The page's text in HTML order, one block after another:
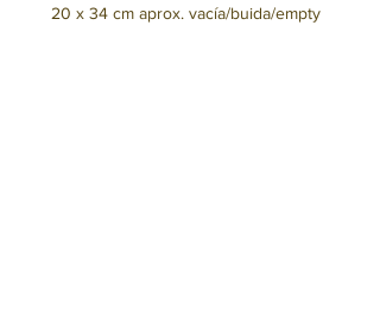
20 x 34 cm aprox. vacía/buida/empty